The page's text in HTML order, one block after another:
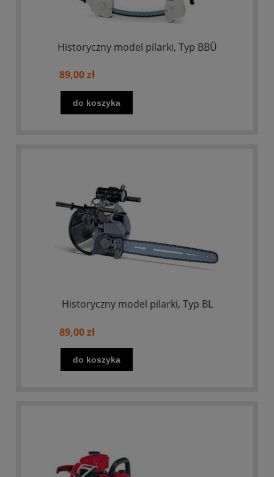
Historyczny model pilarki, Typ BBÜ
89,00 zł
do koszyka
Historyczny model pilarki, Typ BL
89,00 zł
do koszyka